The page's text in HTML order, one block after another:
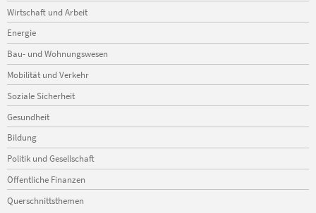
Wirtschaft und Arbeit
Energie
Bau- und Wohnungswesen
Mobilität und Verkehr
Soziale Sicherheit
Gesundheit
Bildung
Politik und Gesellschaft
Öffentliche Finanzen
Querschnittsthemen